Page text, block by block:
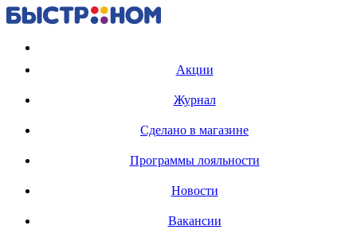
Акции
Журнал
Сделано в магазине
Программы лояльности
Новости
Вакансии